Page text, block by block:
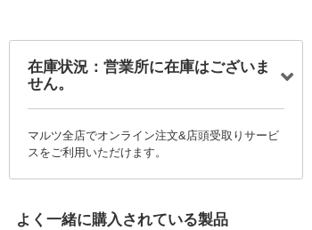
在庫状況：営業所に在庫はございま
せん。
マルツ全店でオンライン注文&店頭受取りサービ
スをご利用いただけます。
よく一緒に購入されている製品